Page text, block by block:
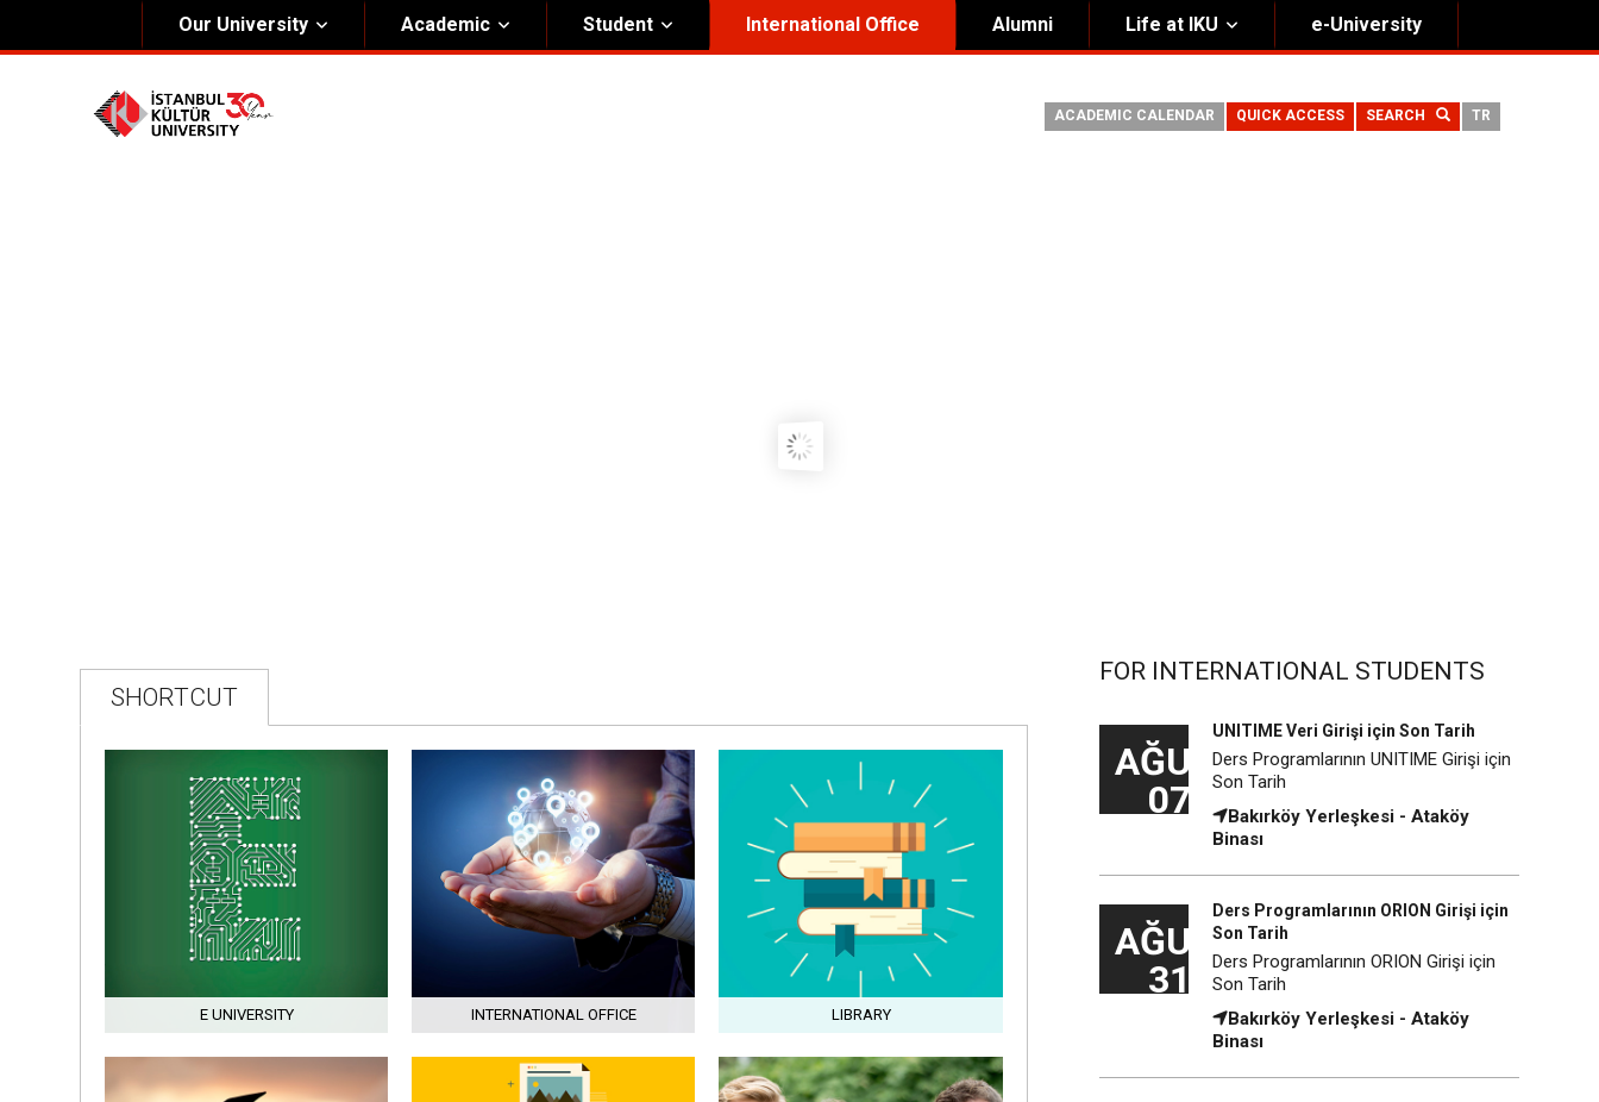
Our University
General Information
Academic Student International Office Alumni Life at IKU e-University
TR
SEARCH
QUICK ACCESS
ACADEMIC CALENDAR
EXAMINATION
SHORTCUT
E UNIVERSITY INTERNATIONAL OFFICE LIBRARY
FOR INTERNATIONAL STUDENTS
AĞU
07
UNITIME Veri Girişi için Son Tarih
Ders Programlarının UNITIME Girişi için
Son Tarih
Bakırköy Yerleşkesi - Ataköy
Binası
AĞU
31
Ders Programlarının ORION Girişi için
Son Tarih
Ders Programlarının ORION Girişi için
Son Tarih
Bakırköy Yerleşkesi - Ataköy
Binası